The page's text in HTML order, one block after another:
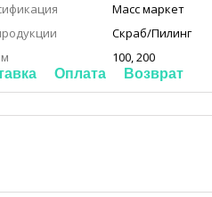
Масс маркет
Скраб/Пилинг
100, 200
Оплата Возврат